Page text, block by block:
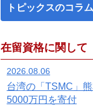
トピックスのコラ
在留資格に関して
2026.08.06
台湾の「TSMC」
5000万円を寄付